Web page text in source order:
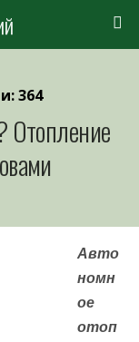
364
Отопление
Авто
номн
ое
отоп